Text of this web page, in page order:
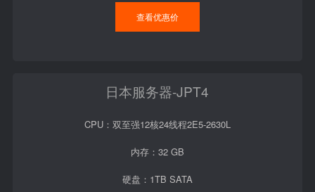
查看优惠价
日本服务器-JPT4
CPU：双至强12核24线程2E5-2630L
内存：32 GB
硬盘：1TB SATA